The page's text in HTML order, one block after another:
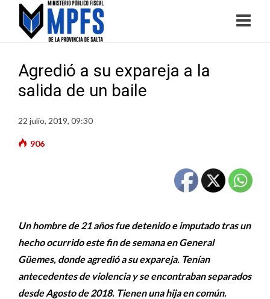
Agredió a su expareja a la
salida de un baile
22 julio, 2019, 09:30
906
Un hombre de 21 años fue detenido e imputado tras un
hecho ocurrido este fin de semana en General
Güemes, donde agredió a su expareja. Tenían
antecedentes de violencia y se encontraban separados
desde Agosto de 2018. Tienen una hija en común.